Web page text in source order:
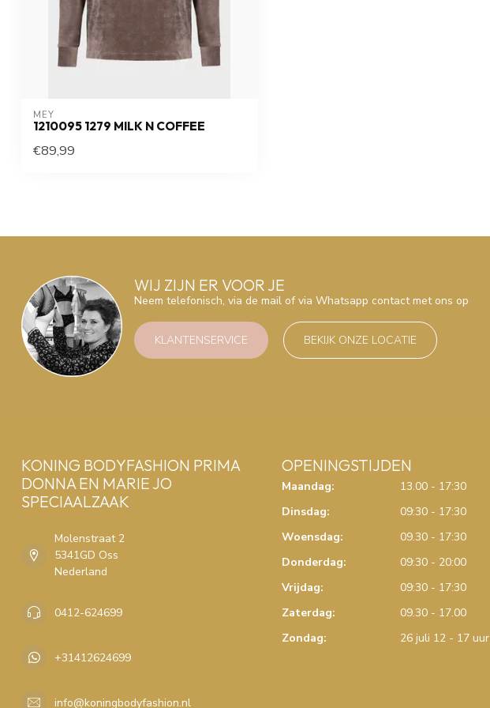
MEY
1210095 1279 MILK N COFFEE
€89,99
WIJ ZIJN ER VOOR JE
Neem telefonisch, via de mail of via Whatsapp contact met ons op
KLANTENSERVICE BEKIJK ONZE LOCATIE
KONING BODYFASHION PRIMA
DONNA EN MARIE JO
SPECIAALZAAK
Molenstraat 2
5341GD Oss
Nederland
0412-624699
+31412624699
info@koningbodyfashion.nl
OPENINGSTIJDEN
Maandag:
13.00 - 17:30
Dinsdag:
09:30 - 17:30
Woensdag:
09.30 - 17:30
Donderdag:
09:30 - 20:00
Vrijdag:
09:30 - 17:30
Zaterdag:
09.30 - 17.00
Zondag:
26 juli 12 - 17 uur